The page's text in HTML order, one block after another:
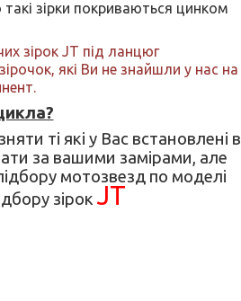
зірки покриваються цинком
зірок JT під ланцюг
які Ви не знайшли у нас на
ті які у Вас встановлені в
за вашими замірами, але
мотозвезд по моделі
зірок JT